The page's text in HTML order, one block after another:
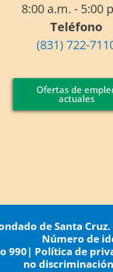
8:00 a.m. - 5:00
Teléfono
(831) 722-
Ofertas de
actuales
de Santa
Número de
990| Política de
no discriminación